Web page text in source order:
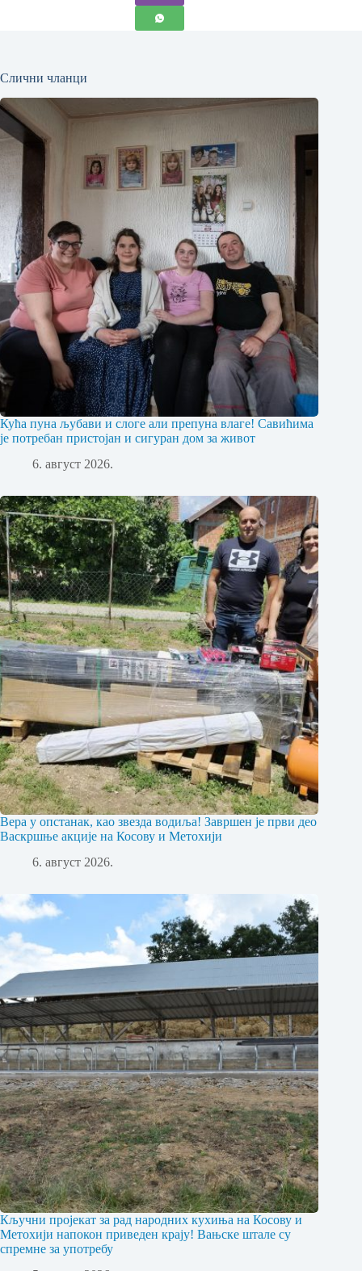
Слични чланци
Кућа пуна љубави и слоге али препуна влаге! Савићима
је потребан пристојан и сигуран дом за живот
6. август 2026.
Вера у опстанак, као звезда водиља! Завршен је први део
Васкршње акције на Косову и Метохији
6. август 2026.
Кључни пројекат за рад народних кухиња на Косову и
Метохији напокон приведен крају! Вањске штале су
спремне за употребу